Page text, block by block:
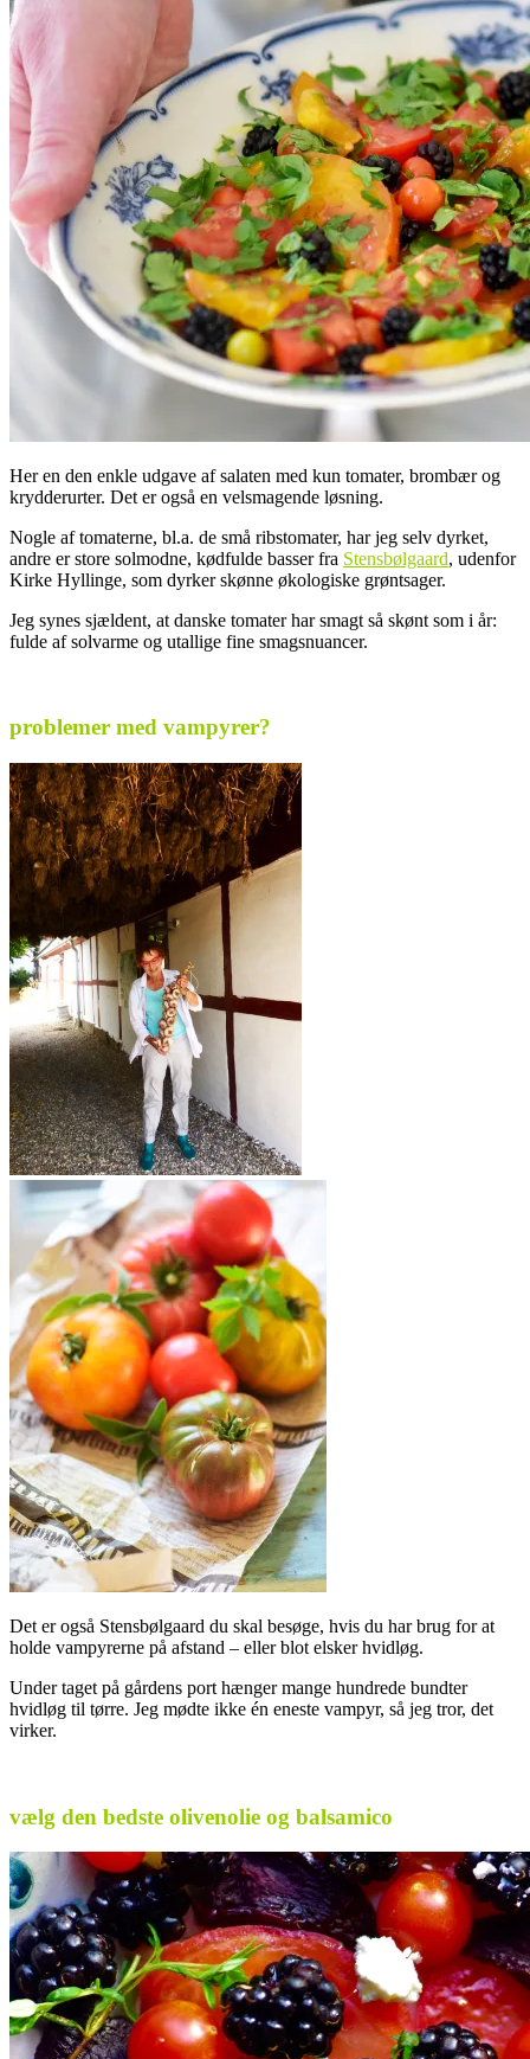
Her en den enkle udgave af salaten med kun tomater, brombær og
krydderurter. Det er også en velsmagende løsning.
Nogle af tomaterne, bl.a. de små ribstomater, har jeg selv dyrket,
andre er store solmodne, kødfulde basser fra Stensbølgaard, udenfor
Kirke Hyllinge, som dyrker skønne økologiske grøntsager.
Jeg synes sjældent, at danske tomater har smagt så skønt som i år:
fulde af solvarme og utallige fine smagsnuancer.
problemer med vampyrer?
Det er også Stensbølgaard du skal besøge, hvis du har brug for at
holde vampyrerne på afstand – eller blot elsker hvidløg.
Under taget på gårdens port hænger mange hundrede bundter
hvidløg til tørre. Jeg mødte ikke én eneste vampyr, så jeg tror, det
virker.
vælg den bedste olivenolie og balsamico